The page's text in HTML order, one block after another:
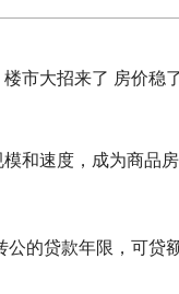
市大招来了 房价稳
和速度，成为商品
公的贷款年限，可贷